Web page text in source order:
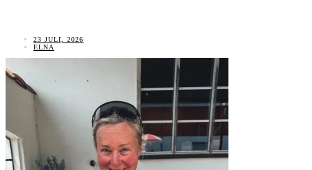
23 JULI, 2026
ELNA